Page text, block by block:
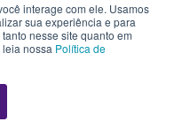
interage com ele. Usamos
sua experiência e para
nesse site quanto em
nossa Política de